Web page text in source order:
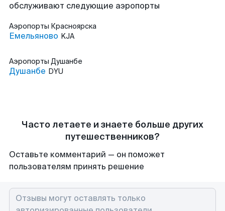
обслуживают следующие аэропорты
Аэропорты Красноярска
Емельяново KJA
Аэропорты Душанбе
Душанбе DYU
Часто летаете и знаете больше других
путешественников?
Оставьте комментарий — он поможет
пользователям принять решение